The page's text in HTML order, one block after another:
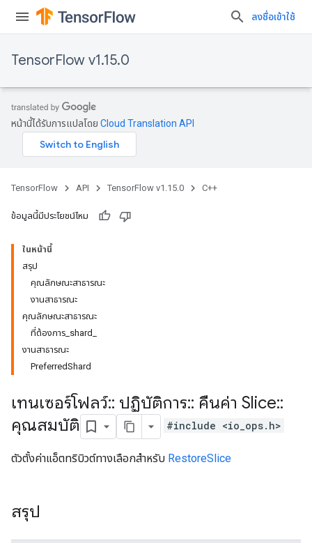
ลงชื่อเข้าใช้
TensorFlow v1.15.0
หน้านี้ได้รับการแปลโดย Cloud Translation API
TensorFlow API TensorFlow v1.15.0 C++
ข้อมูลนี้มีประโยชน์ไหม
ในหน้านี้
สรุป
คุณลักษณะสาธารณะ
งานสาธารณะ
คุณลักษณะสาธารณะ
ที่ต้องการ shard
งานสาธารณะ
PreferredShard
เทนเซอร์โฟลว์:: ปฏิบัติการ:: คืนค่า Slice::
คุณสมบัติ
#include <io_ops.h>
ตัวตั้งค่าแอ็ตทริบิวต์ทางเลือกสำหรับ RestoreSlice
สรุป